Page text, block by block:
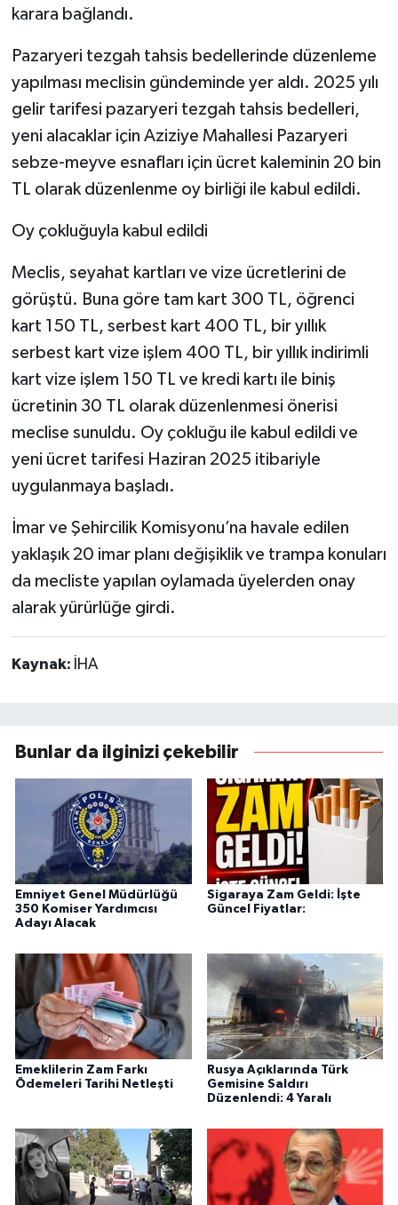
karara bağlandı.
Pazaryeri tezgah tahsis bedellerinde düzenleme
yapılması meclisin gündeminde yer aldı. 2025 yılı
gelir tarifesi pazaryeri tezgah tahsis bedelleri,
yeni alacaklar için Aziziye Mahallesi Pazaryeri
sebze-meyve esnafları için ücret kaleminin 20 bin
TL olarak düzenlenme oy birliği ile kabul edildi.
Oy çokluğuyla kabul edildi
Meclis, seyahat kartları ve vize ücretlerini de
görüştü. Buna göre tam kart 300 TL, öğrenci
kart 150 TL, serbest kart 400 TL, bir yıllık
serbest kart vize işlem 400 TL, bir yıllık indirimli
kart vize işlem 150 TL ve kredi kartı ile biniş
ücretinin 30 TL olarak düzenlenmesi önerisi
meclise sunuldu. Oy çokluğu ile kabul edildi ve
yeni ücret tarifesi Haziran 2025 itibariyle
uygulanmaya başladı.
İmar ve Şehircilik Komisyonu’na havale edilen
yaklaşık 20 imar planı değişiklik ve trampa konuları
da mecliste yapılan oylamada üyelerden onay
alarak yürürlüğe girdi.
Kaynak: İHA
Bunlar da ilginizi çekebilir
Emniyet Genel Müdürlüğü
350 Komiser Yardımcısı
Adayı Alacak
Sigaraya Zam Geldi: İşte
Güncel Fiyatlar:
Emeklilerin Zam Farkı
Ödemeleri Tarihi Netleşti
Rusya Açıklarında Türk
Gemisine Saldırı
Düzenlendi: 4 Yaralı